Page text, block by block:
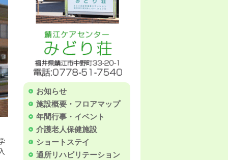
お知らせ
施設概要・フロアマップ
年間行事・イベント
介護老人保健施設
ショートステイ
通所リハビリテーション